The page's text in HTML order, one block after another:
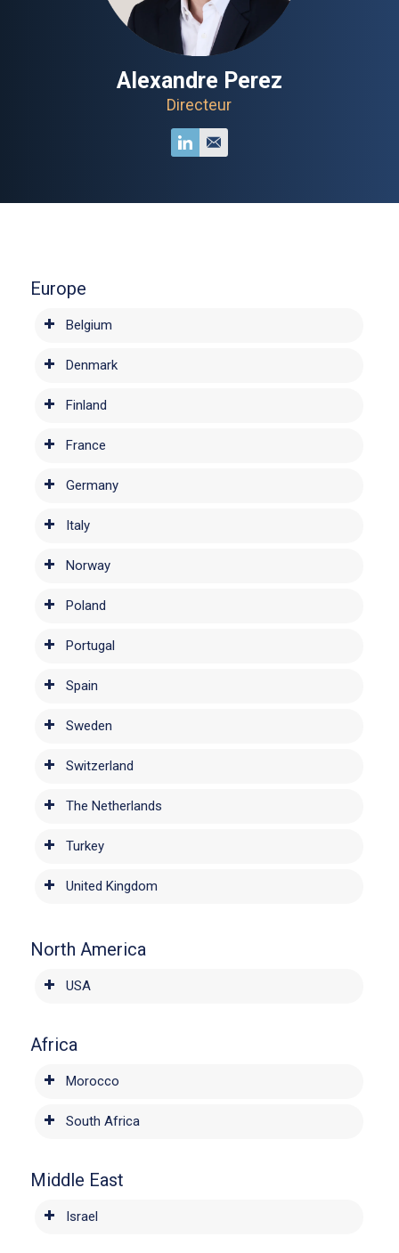
Alexandre Perez
Directeur
Europe
Belgium
Denmark
Finland
France
Germany
Italy
Norway
Poland
Portugal
Spain
Sweden
Switzerland
The Netherlands
Turkey
United Kingdom
North America
USA
Africa
Morocco
South Africa
Middle East
Israel